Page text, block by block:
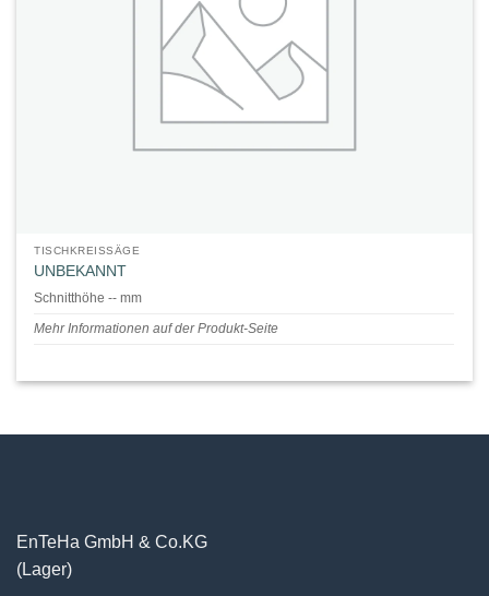
TISCHKREISSÄGE
UNBEKANNT
Schnitthöhe -- mm
Mehr Informationen auf der Produkt-Seite
EnTeHa GmbH & Co.KG
(Lager)